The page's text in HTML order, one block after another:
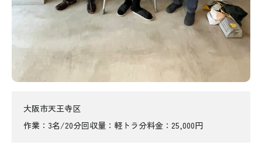
大阪市天王寺区
作業
3名/20分回収量 軽トラ分料金 25,000円